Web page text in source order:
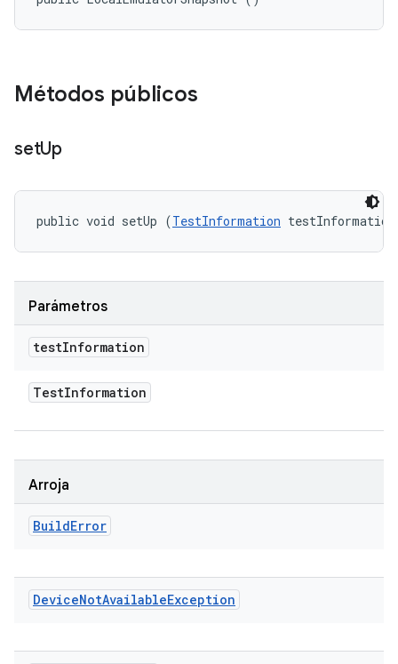
Métodos públicos
setUp
public void setUp (TestInformation
Parámetros
testInformation
TestInformation
Arroja
BuildError
DeviceNotAvailableException